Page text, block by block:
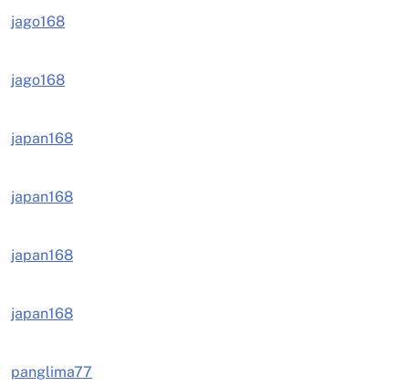
jago168
jago168
japan168
japan168
japan168
japan168
panglima77